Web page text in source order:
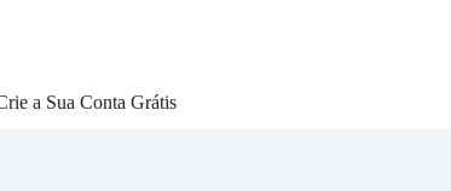
a Sua Conta Grátis